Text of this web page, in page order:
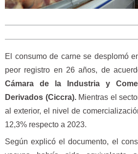
El consumo de carne se desplomó
peor registro en 26 años, de
Cámara de la Industria y
Derivados (Ciccra). Mientras el
al exterior, el nivel de
12,3% respecto a 2023.
Según explicó el documento, el